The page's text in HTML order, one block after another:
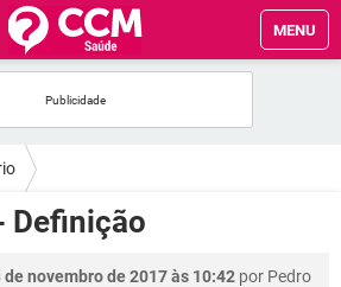
MENU
Definição
de novembro de 2017 às 10:42 por Pedro